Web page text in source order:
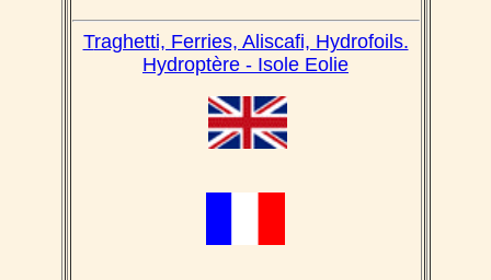
Traghetti, Ferries, Aliscafi, Hydrofoils.
Hydroptère - Isole Eolie